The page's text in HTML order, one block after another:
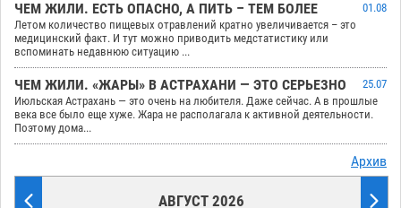
ЧЕМ ЖИЛИ. ЕСТЬ ОПАСНО, А ПИТЬ – ТЕМ БОЛЕЕ
01.08
Летом количество пищевых отравлений кратно увеличивается – это
медицинский факт. И тут можно приводить медстатистику или
вспоминать недавнюю ситуацию ...
ЧЕМ ЖИЛИ. «ЖАРЫ» В АСТРАХАНИ — ЭТО СЕРЬЕЗНО
25.07
Июльская Астрахань — это очень на любителя. Даже сейчас. А в прошлые
века все было еще хуже. Жара не располагала к активной деятельности.
Поэтому дома...
Архив
АВГУСТ 2026